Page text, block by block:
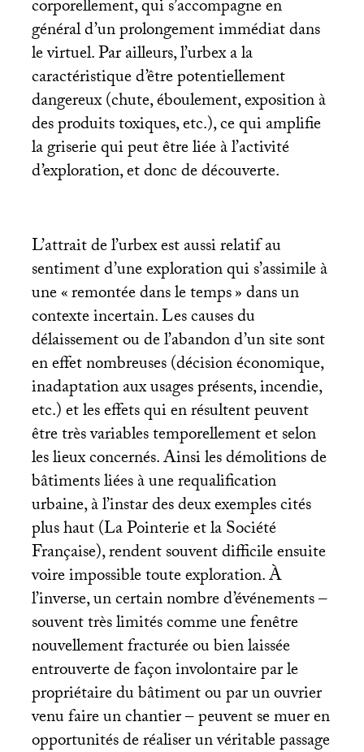
corporellement, qui s’accompagne en
général d’un prolongement immédiat dans
le virtuel. Par ailleurs, l’urbex a la
caractéristique d’être potentiellement
dangereux (chute, éboulement, exposition à
des produits toxiques, etc.), ce qui amplifie
la griserie qui peut être liée à l’activité
d’exploration, et donc de découverte.
L’attrait de l’urbex est aussi relatif au
sentiment d’une exploration qui s’assimile à
une «remontée dans le temps» dans un
contexte incertain. Les causes du
délaissement ou de l’abandon d’un site sont
en effet nombreuses (décision économique,
inadaptation aux usages présents, incendie,
etc.) et les effets qui en résultent peuvent
être très variables temporellement et selon
les lieux concernés. Ainsi les démolitions de
bâtiments liées à une requalification
urbaine, à l’instar des deux exemples cités
plus haut (La Pointerie et la Société
Française), rendent souvent difficile ensuite
voire impossible toute exploration. À
l’inverse, un certain nombre d’événements –
souvent très limités comme une fenêtre
nouvellement fracturée ou bien laissée
entrouverte de façon involontaire par le
propriétaire du bâtiment ou par un ouvrier
venu faire un chantier – peuvent se muer en
opportunités de réaliser un véritable passage